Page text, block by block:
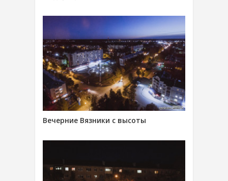
Вечерние Вязники с высоты